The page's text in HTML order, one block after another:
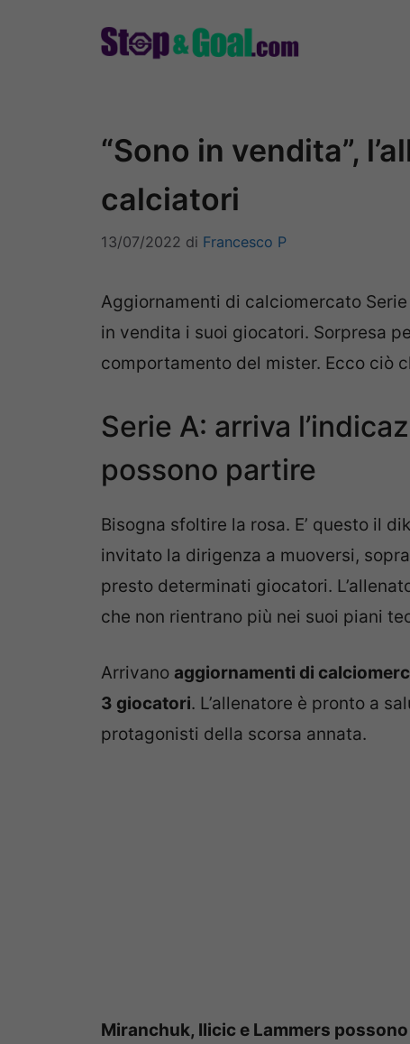
“Sono in vendita”,
calciatori
13/07/2022 di Francesco P
Aggiornamenti di calciomercato
in vendita i suoi giocatori. Sorpresa
comportamento del mister. Ecco ciò
Serie A: arriva
possono partire
Bisogna sfoltire la rosa. E’ questo il
invitato la dirigenza a muoversi,
presto determinati giocatori.
che non rientrano più nei suoi piani
Arrivano aggiornamenti di
3 giocatori. L’allenatore è pronto a
protagonisti della scorsa annata.
Miranchuk, Ilicic e Lammers